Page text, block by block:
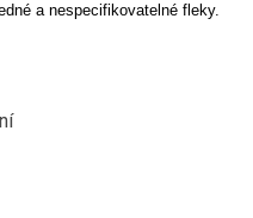
a nespecifikovatelné fleky.